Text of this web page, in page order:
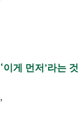
게 먼저’라는 것